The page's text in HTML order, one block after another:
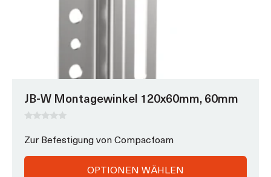
JB-W Montagewinkel 120x60mm, 60mm
v
o
5
Zur Befestigung von Compacfoam
OPTIONEN WÄHLEN